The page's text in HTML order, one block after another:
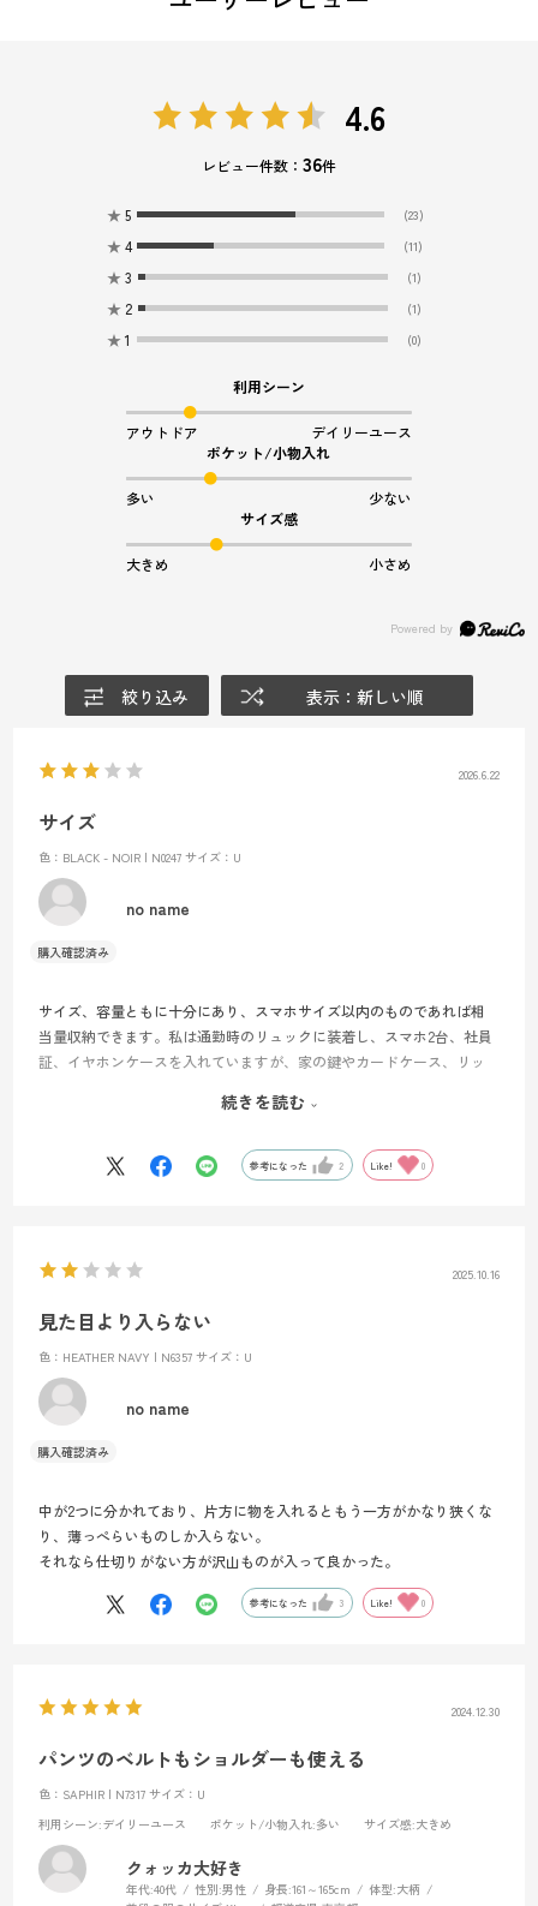
4.6
レビュー件数： 36件
★ 5 (23)
★ 4 (11)
★ 3 (1)
★ 2 (1)
★ 1 (0)
利用シーン
アウトドア
デイリーユース
ポケット/小物入れ
多い
少ない
サイズ感
大きめ 小さめ
絞り込み 表示：新しい順
2026.6.22
サイズ
色：BLACK - NOIR | N0247 サイズ：U
no name
サイズ、容量ともに十分にあり、スマホサイズ以内のものであれば相
当量収納できます。私は通勤時のリュックに装着し、スマホ2台、社員
証、イヤホンケースを入れていますが、家の鍵やカードケース、リッ
いものを奥にしまうと取り出しづらさもあります。また、リュックへ
前に確認された方がより良いです。
続きを読む
参考になった 2 Like! 0
2025.10.16
見た目より入らない
色：HEATHER NAVY | N6357 サイズ：U
no name
中が2つに分かれており、片方に物を入れるともう一方がかなり狭くな
り、薄っぺらいものしか入らない。
それなら仕切りがない方が沢山ものが入って良かった。
参考になった 3 Like! 0
2024.12.30
パンツのベルトもショルダーも使える
色：SAPHIR | N7317 サイズ：U
利用シーン:デイリーユース ポケット/小物入れ:多い サイズ感:大きめ
クォッカ大好き
年代:40代 性別:男性 身長:161～165cm 体型:大柄